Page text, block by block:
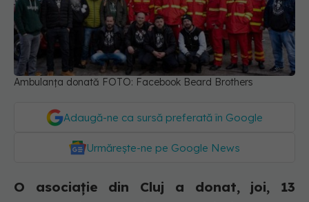
Ambulanța donată FOTO: Facebook Beard Brothers
Adaugă-ne ca sursă preferată în Google
Urmărește-ne pe Google News
O asociaţie din Cluj a donat, joi, 13